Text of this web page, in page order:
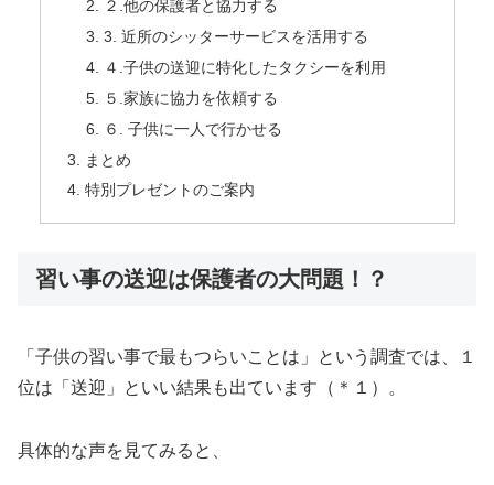
２.他の保護者と協力する
3. 近所のシッターサービスを活用する
４.子供の送迎に特化したタクシーを利用
５.家族に協力を依頼する
６. 子供に一人で行かせる
まとめ
特別プレゼントのご案内
習い事の送迎は保護者の大問題！？
「子供の習い事で最もつらいことは」という調査では、１
位は「送迎」といい結果も出ています（＊１）。
具体的な声を見てみると、